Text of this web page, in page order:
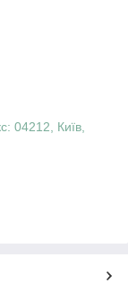
04212, Київ,